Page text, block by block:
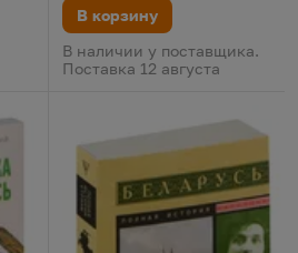
В корзину
В наличии у поставщика.
Поставка 12 августа